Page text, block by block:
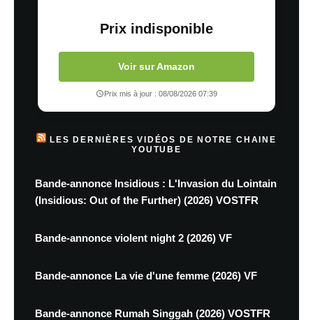
Prix indisponible
Voir sur Amazon
Prix mis à jour : 08/08/2026 07:39
LES DERNIÈRES VIDÉOS DE NOTRE CHAINE
YOUTUBE
Bande-annonce Insidious : L'Invasion du Lointain
(Insidious: Out of the Further) (2026) VOSTFR
Bande-annonce violent night 2 (2026) VF
Bande-annonce La vie d'une femme (2026) VF
Bande-annonce Rumah Singgah (2026) VOSTFR